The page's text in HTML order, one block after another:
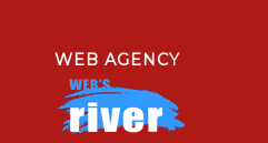
WEB AGENCY